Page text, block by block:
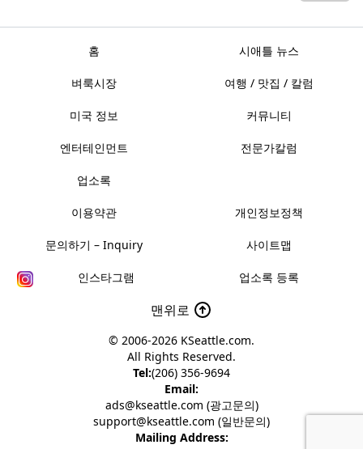
홈 시애틀 뉴스
벼룩시장 여행 / 맛집 / 칼럼
미국 정보 커뮤니티
엔터테인먼트 전문가칼럼
업소록
이용약관 개인정보정책
문의하기 – Inquiry 사이트맵
인스타그램 업소록 등록
맨위로
© 2006-2026 KSeattle.com.
All Rights Reserved.
Tel:(206) 356-9694
Email:
ads@kseattle.com (광고문의)
support@kseattle.com (일반문의)
Mailing Address: